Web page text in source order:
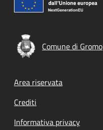
Comune di Gromo
Footer menu
Area riservata
Crediti
Informativa privacy